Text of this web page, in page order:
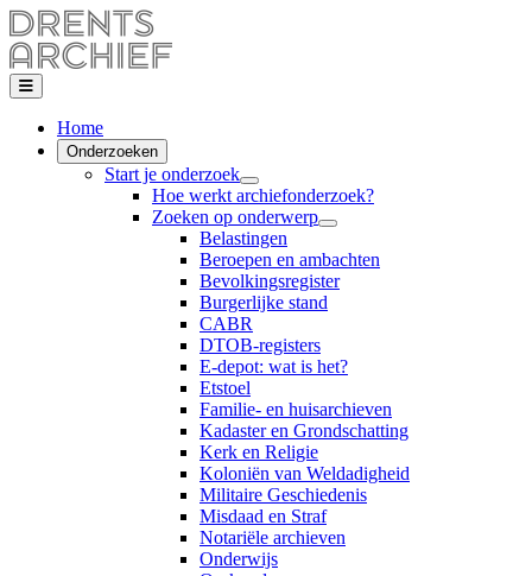
Home
Onderzoeken
Start je onderzoek
Hoe werkt archiefonderzoek?
Zoeken op onderwerp
Belastingen
Beroepen en ambachten
Bevolkingsregister
Burgerlijke stand
CABR
DTOB-registers
E-depot: wat is het?
Etstoel
Familie- en huisarchieven
Kadaster en Grondschatting
Kerk en Religie
Koloniën van Weldadigheid
Militaire Geschiedenis
Misdaad en Straf
Notariële archieven
Onderwijs